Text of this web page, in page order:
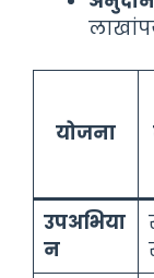
योजना
उपअभिया
न